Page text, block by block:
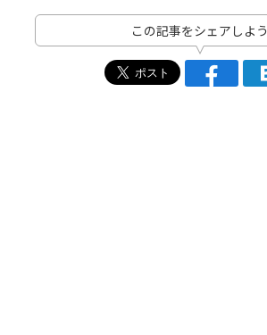
この記事をシェアしよう